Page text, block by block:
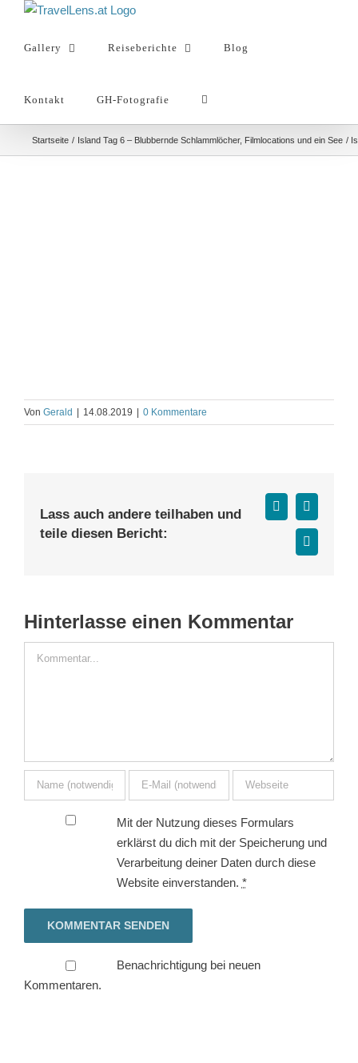
springenGallery Reiseberichte Blog
Kontakt GH-Fotografie
Startseite Island Tag 6 – Blubbernde Schlammlöcher, Filmlocations und ein See
Von Gerald | 14.08.2019 | 0 Kommentare
Lass auch andere teilhaben und
teile diesen Bericht:
Facebook
X
E-
Mail
Hinterlasse einen Kommentar
Kommentar
Mit der Nutzung dieses Formulars
erklärst du dich mit der Speicherung und
Verarbeitung deiner Daten durch diese
Website einverstanden. *
Benachrichtigung bei neuen
Kommentaren.